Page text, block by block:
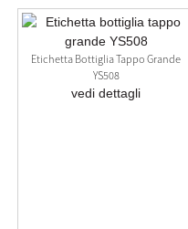
Etichetta Bottiglia Tappo Grande
YS508
vedi dettagli